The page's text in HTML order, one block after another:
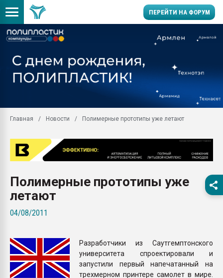
ПЕРЕЙТИ НА ФОРУМ
заводу пластмасс"
Помощь в подборе
Вакуум-формовочные
Подмосковье, Москва
первый план в
пластмасс
бутылок
ПЕРЕЙТИ НА
Главная Новости Полимерные прототипы уже летают
Полимерные прототипы уже
летают
04/08/2011
Разработчики из Саутгемптонского
университета спроектировали и
запустили первый напечатанный на
трехмерном принтере самолет в мире.